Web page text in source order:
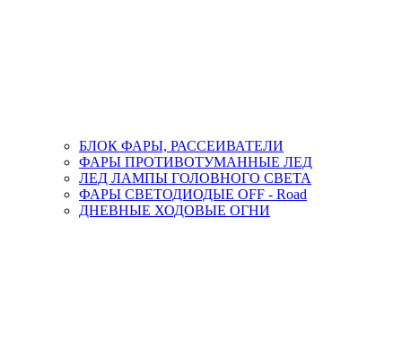
БЛОК ФАРЫ, РАССЕИВАТЕЛИ
ФАРЫ ПРОТИВОТУМАННЫЕ ЛЕД
ЛЕД ЛАМПЫ ГОЛОВНОГО СВЕТА
ФАРЫ СВЕТОДИОДЫЕ OFF - Road
ДНЕВНЫЕ ХОДОВЫЕ ОГНИ